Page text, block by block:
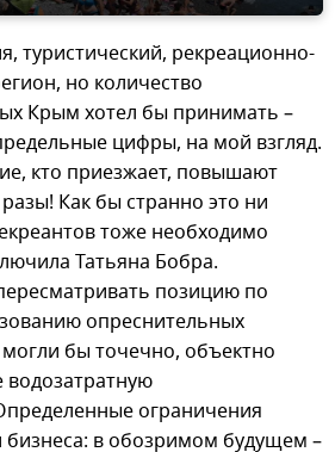
туристический, рекреационно-
но количество
Крым хотел бы принимать –
цифры, на мой взгляд.
кто приезжает, повышают
Как бы странно это ни
тоже необходимо
Татьяна Бобра.
позицию по
опреснительных
бы точечно, объектно
водозатратную
ограничения
бизнеса: в обозримом будущем –